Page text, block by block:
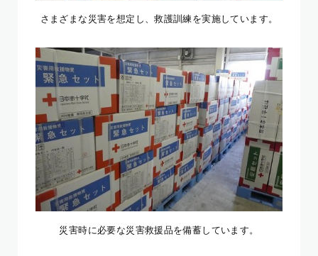
さまざまな災害を想定し、救護訓練を実施しています。
災害時に必要な災害救援品を備蓄しています。